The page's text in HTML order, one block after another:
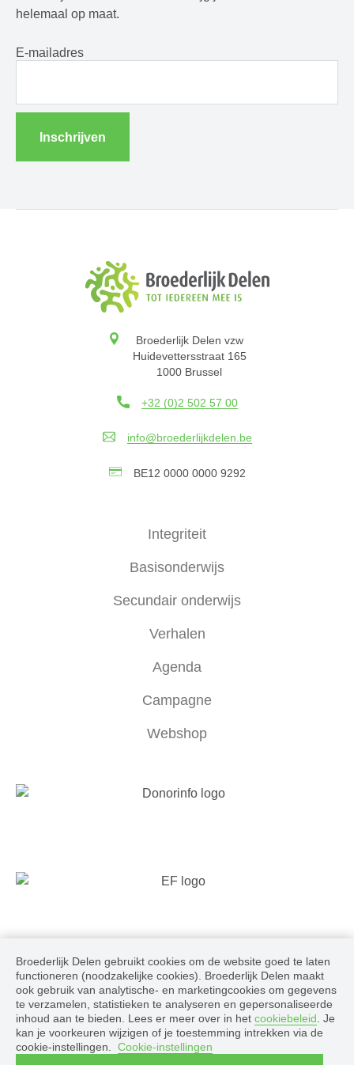
helemaal op maat.
E-mailadres
Inschrijven
Broederlijk Delen vzw
Huidevettersstraat 165
1000 Brussel
+32 (0)2 502 57 00
info@broederlijkdelen.be
BE12 0000 0000 9292
Integriteit
Basisonderwijs
Secundair onderwijs
Verhalen
Agenda
Campagne
Webshop
Volg ons
© 2026 Broederlijk Delen, alle rechten voorbehouden
Broederlijk Delen gebruikt cookies om de website goed te laten
functioneren (noodzakelijke cookies). Broederlijk Delen maakt
ook gebruik van analytische- en marketingcookies om gegevens
te verzamelen, statistieken te analyseren en gepersonaliseerde
inhoud aan te bieden. Lees er meer over in het cookiebeleid . Je
kan je voorkeuren wijzigen of je toestemming intrekken via de
cookie-instellingen.
Cookie-instellingen